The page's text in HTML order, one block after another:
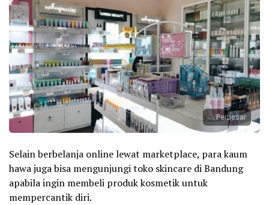
Perbesar
Selain berbelanja online lewat marketplace, para kaum
hawa juga bisa mengunjungi toko skincare di Bandung
apabila ingin membeli produk kosmetik untuk
mempercantik diri.